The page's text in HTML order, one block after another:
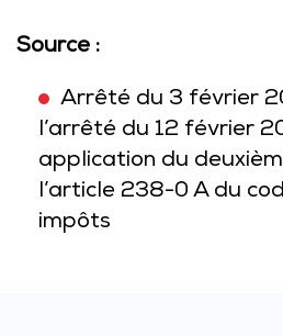
Source :
Arrêté du 3 février
l’arrêté du 12 février
application du
l’article 238-0 A du
impôts